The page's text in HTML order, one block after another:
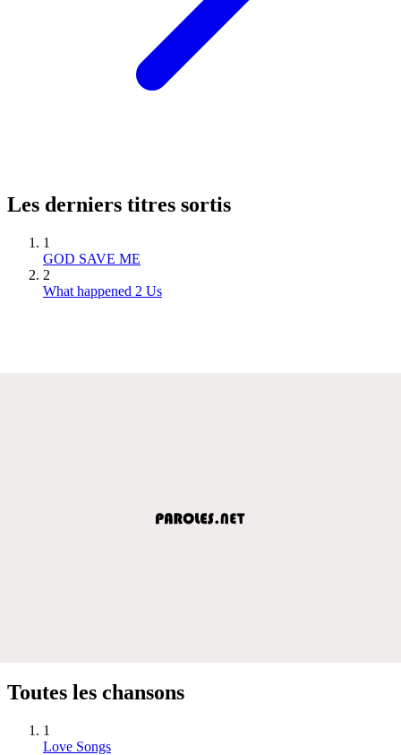
Les derniers titres sortis
1
GOD SAVE ME
2
What happened 2 Us
Toutes les chansons
1
Love Songs